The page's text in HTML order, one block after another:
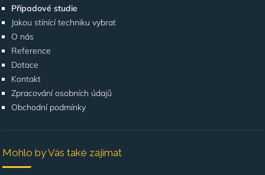
Případové studie
Jakou stínící techniku vybrat
O nás
Reference
Dotace
Kontakt
Zpracování osobních údajů
Obchodní podmínky
Mohlo by Vás také zajímat